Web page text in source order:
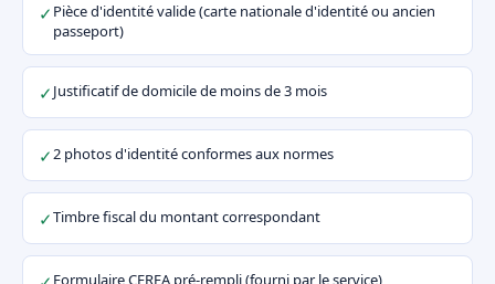
✓ Pièce d'identité valide (carte nationale d'identité ou ancien
passeport)
✓Justificatif de domicile de moins de 3 mois
✓2 photos d'identité conformes aux normes
✓Timbre fiscal du montant correspondant
Formulaire CERFA pré-rempli (fourni par le service)